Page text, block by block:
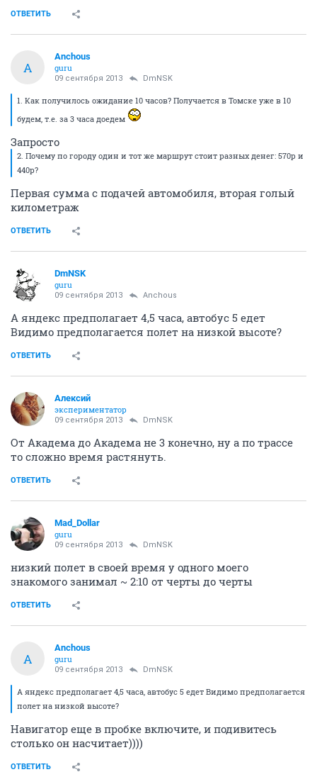
ОТВЕТИТЬ
A
Anchous
guru
09 сентября 2013 DmNSK
1. Как получилось ожидание 10 часов? Получается в Томске уже в 10
будем, т.е. за 3 часа доедем
Запросто
2. Почему по городу один и тот же маршрут стоит разных денег: 570р и
440р?
Первая сумма с подачей автомобиля, вторая голый
километраж
ОТВЕТИТЬ
DmNSK
guru
09 сентября 2013 Anchous
А яндекс предполагает 4,5 часа, автобус 5 едет
Видимо предполагается полет на низкой высоте?
ОТВЕТИТЬ
Алексий
экспериментатор
09 сентября 2013 DmNSK
От Академа до Академа не 3 конечно, ну а по трассе
то сложно время растянуть.
ОТВЕТИТЬ
Mad_Dollar
guru
09 сентября 2013 DmNSK
низкий полет в своей время у одного моего
знакомого занимал ~ 2:10 от черты до черты
ОТВЕТИТЬ
A
Anchous
guru
09 сентября 2013 DmNSK
А яндекс предполагает 4,5 часа, автобус 5 едет Видимо предполагается
полет на низкой высоте?
Навигатор еще в пробке включите, и подивитесь
столько он насчитает))))
ОТВЕТИТЬ